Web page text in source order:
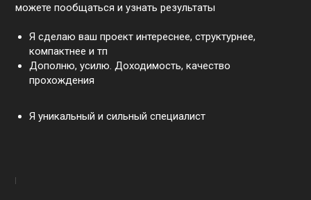
можете пообщаться и узнать результаты
Я сделаю ваш проект интереснее, структурнее,
компактнее и тп
Дополню, усилю. Доходимость, качество
прохождения
Я уникальный и сильный специалист